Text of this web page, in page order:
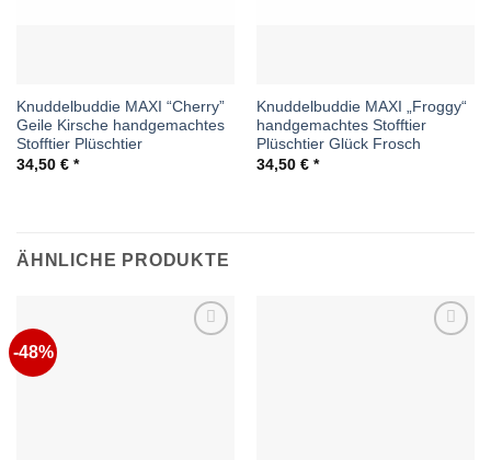
Knuddelbuddie MAXI “Cherry”
Geile Kirsche handgemachtes
Stofftier Plüschtier
34,50 €
Knuddelbuddie MAXI „Froggy“
handgemachtes Stofftier
Plüschtier Glück Frosch
34,50 €
ÄHNLICHE PRODUKTE
-48%